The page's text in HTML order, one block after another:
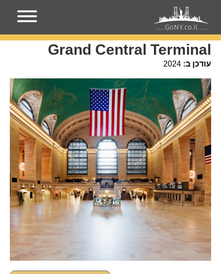
עמוד הבית מקומות בניו-יורק
Grand Central Terminal
עודכן ב: 2024